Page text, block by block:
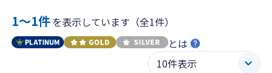
1〜1件を表示しています（全1件）
とは